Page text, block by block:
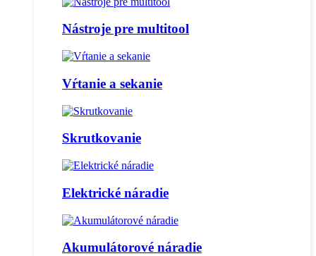
Nástroje pre multitool
Vŕtanie a sekanie
Skrutkovanie
Elektrické náradie
Akumulátorové náradie